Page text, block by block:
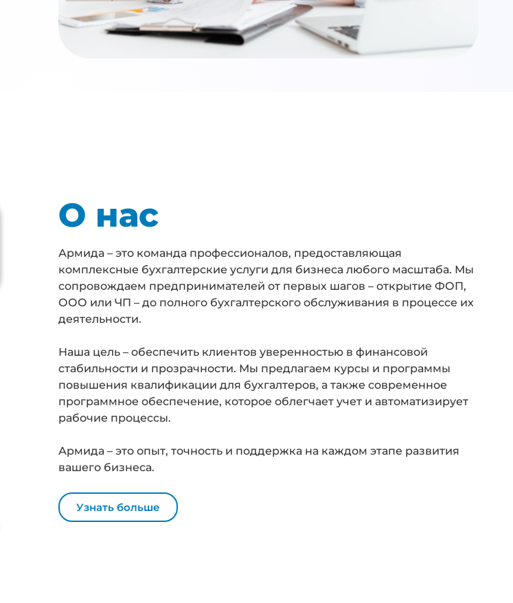
О нас
Армида – это команда профессионалов, предоставляющая
комплексные бухгалтерские услуги для бизнеса любого масштаба. Мы
сопровождаем предпринимателей от первых шагов – открытие ФОП,
ООО или ЧП – до полного бухгалтерского обслуживания в процессе их
деятельности.
Наша цель – обеспечить клиентов уверенностью в финансовой
стабильности и прозрачности. Мы предлагаем курсы и программы
повышения квалификации для бухгалтеров, а также современное
программное обеспечение, которое облегчает учет и автоматизирует
рабочие процессы.
Армида – это опыт, точность и поддержка на каждом этапе развития
вашего бизнеса.
Узнать больше